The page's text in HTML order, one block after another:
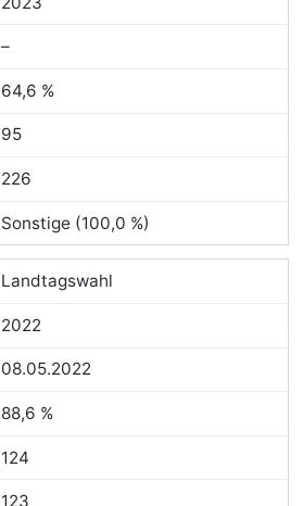
–
64,6 %
95
226
Sonstige (100,0 %)
Landtagswahl
2022
08.05.2022
88,6 %
124
123